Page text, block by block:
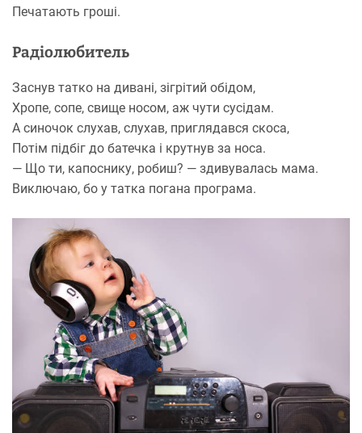
Печатають гроші.
Радіолюбитель
Заснув татко на дивані, зігрітий обідом,
Хропе, сопе, свище носом, аж чути сусідам.
А синочок слухав, слухав, приглядався скоса,
Потім підбіг до батечка і крутнув за носа.
— Що ти, капоснику, робиш? — здивувалась мама.
Виключаю, бо у татка погана програма.